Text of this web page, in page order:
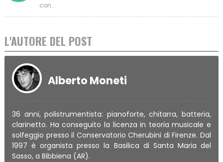
con...
L'AUTORE DEL POST
Alberto Moneti
36 anni, polistrumentista: pianoforte, chitarra, batteria,
clarinetto. Ha conseguito la licenza in teoria musicale e
solfeggio presso il Conservatorio Cherubini di Firenze. Dal
1997 è organista presso la Basilica di Santa Maria del
Sasso, a Bibbiena (AR).